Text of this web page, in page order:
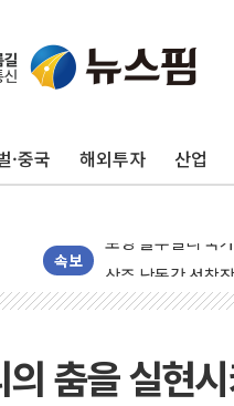
·중국 해외투자 산업
속보
평택 진위면 공장
상주 낙동강 선착
[종합] 김민석, 정
인천서 말다툼 중
김민석, 강원·대
춤을 실현